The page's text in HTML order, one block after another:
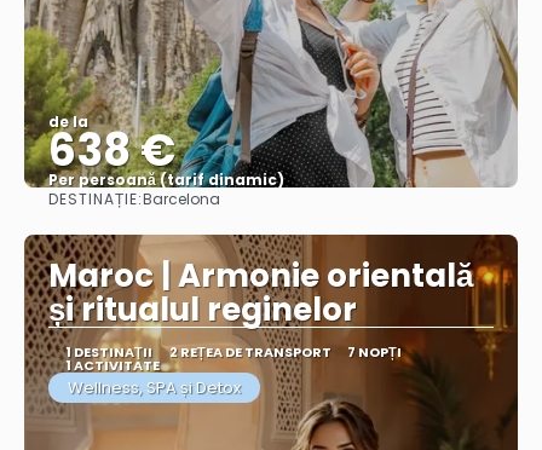
de la
638 €
Per persoană (tarif dinamic)
Vezi mai multe
DESTINAȚIE:Barcelona
Maroc | Armonie orientală
și ritualul reginelor
1 DESTINAŢII 2 REȚEA DE TRANSPORT 7 NOPȚI
1 ACTIVITATE
Wellness, SPA și Detox